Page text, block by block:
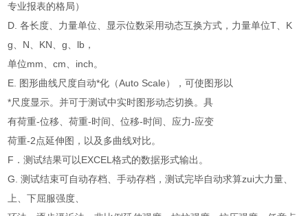
专业报表的格局）
D. 各长度、力量单位、显示位数采用动态互换方式，力量单位T、K
g、N、KN、g、lb，
单位mm、cm、inch。
E. 图形曲线尺度自动*化（Auto Scale），可使图形以
*尺度显示。并可于测试中实时图形动态切换。具
有荷重-位移、荷重-时间、位移-时间、应力-应变
荷重-2点延伸图，以及多曲线对比。
F．测试结果可以EXCEL格式的数据形式输出。
G. 测试结束可自动存档、手动存档，测试完毕自动求算zui大力量、
上、下屈服强度、